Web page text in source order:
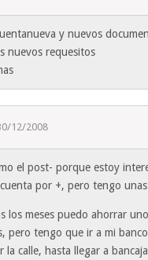
y nuevos
nuevos requesitos
12/2008
el post- porque estoy
por +, pero tengo
los meses puedo ahorrar
pero tengo que ir a mi
la calle, hasta llegar a